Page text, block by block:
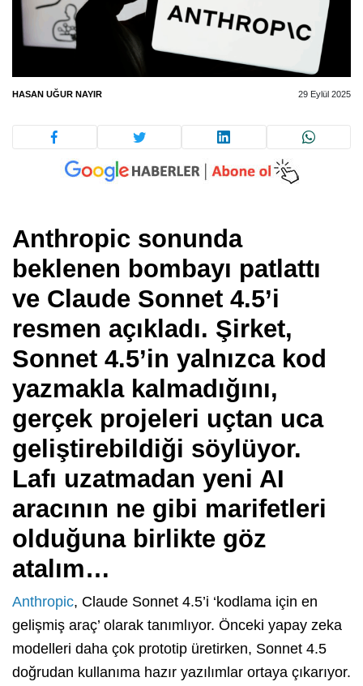
HASAN UĞUR NAYIR 29 Eylül 2025
Anthropic sonunda
beklenen bombayı patlattı
ve Claude Sonnet 4.5’i
resmen açıkladı. Şirket,
Sonnet 4.5’in yalnızca kod
yazmakla kalmadığını,
gerçek projeleri uçtan uca
geliştirebildiği söylüyor.
Lafı uzatmadan yeni AI
aracının ne gibi marifetleri
olduğuna birlikte göz
atalım…
Anthropic, Claude Sonnet 4.5’i ‘kodlama için en
gelişmiş araç’ olarak tanımlıyor. Önceki yapay zeka
modelleri daha çok prototip üretirken, Sonnet 4.5
doğrudan kullanıma hazır yazılımlar ortaya çıkarıyor.